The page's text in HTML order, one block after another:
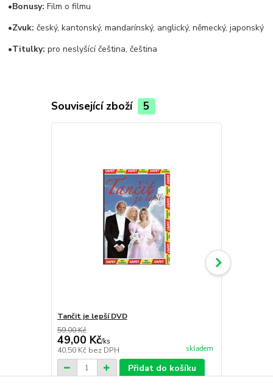
•Bonusy:Film o filmu
•Zvuk:český, kantonský, mandarínský, anglický, německý, japonský
•Titulky:pro neslyšící čeština, čeština
Související zboží 5
Tančit je lepší DVD
59,00 Kč
49,00 Kč/ks
40,50 Kč bez DPH skladem
Přidat do košíku